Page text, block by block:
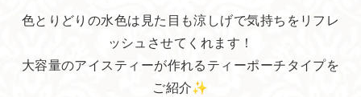
色とりどりの水色は見た目も涼しげで気持ちをリフレ
ッシュさせてくれます！
大容量のアイスティーが作れるティーポーチタイプを
ご紹介✨